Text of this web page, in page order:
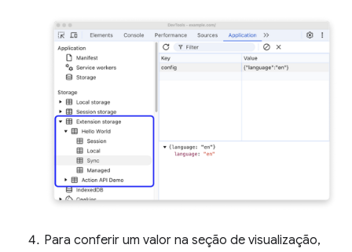
Para conferir um valor na seção de visualização,